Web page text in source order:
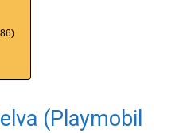
(Playmobil